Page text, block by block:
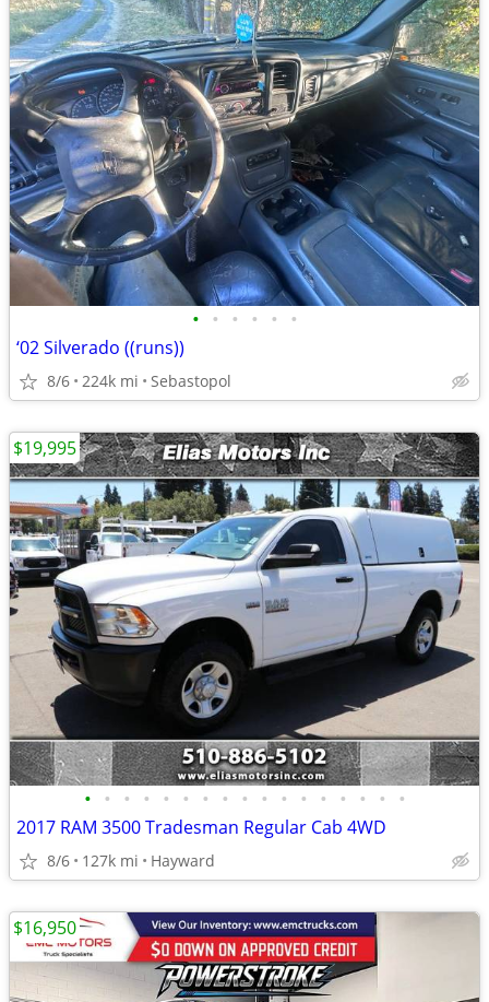
• • • • • •
‘02 Silverado ((runs))
8/6 224k mi Sebastopol
• • • • • • • • • • • • • • • • •
2017 RAM 3500 Tradesman Regular Cab 4WD
8/6 127k mi Hayward
$19,995
$16,950